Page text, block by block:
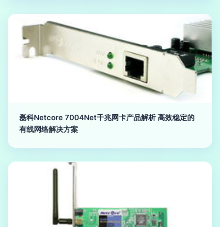
磊科Netcore 7004Net千兆网卡产品解析 高效稳定的
有线网络解决方案